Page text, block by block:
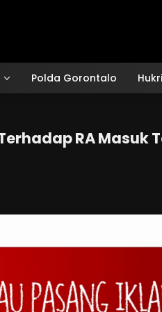
Polda Gorontalo
RA Masuk